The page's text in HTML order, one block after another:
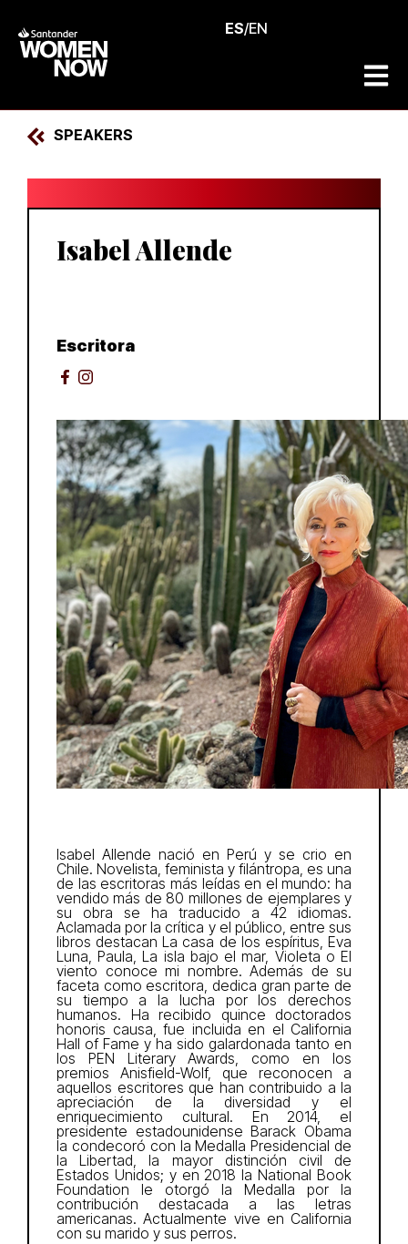
ES/EN
SPEAKERS
Isabel Allende
Isabel Allende nació en Perú y se crio en
Chile. Novelista, feminista y filántropa, es una
de las escritoras más leídas en el mundo: ha
vendido más de 80 millones de ejemplares y
su obra se ha traducido a 42 idiomas.
Aclamada por la crítica y el público, entre sus
libros destacan La casa de los espíritus, Eva
Luna, Paula, La isla bajo el mar, Violeta o El
viento conoce mi nombre. Además de su
faceta como escritora, dedica gran parte de
su tiempo a la lucha por los derechos
humanos. Ha recibido quince doctorados
honoris causa, fue incluida en el California
Hall of Fame y ha sido galardonada tanto en
los PEN Literary Awards, como en los
premios Anisfield-Wolf, que reconocen a
aquellos escritores que han contribuido a la
apreciación de la diversidad y el
enriquecimiento cultural. En 2014, el
presidente estadounidense Barack Obama
la condecoró con la Medalla Presidencial de
la Libertad, la mayor distinción civil de
Estados Unidos; y en 2018 la National Book
Foundation le otorgó la Medalla por la
contribución destacada a las letras
americanas. Actualmente vive en California
con su marido y sus perros.
Escritora